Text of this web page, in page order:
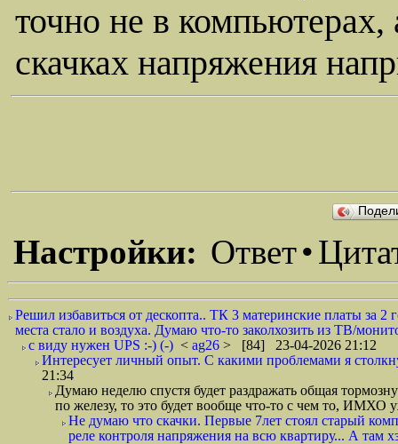
точно не в
скачках напряжения
Настройки: Ответ•
Решил избавиться от дескопта.. ТК 3 материнские платы за
места стало и воздуха. Думаю что-то заколхозить из ТВ/
с виду нужен UPS :-) (-) < ag26 > [84] 23-04-2026 21:12
Интересует личный опыт. С какими проблемами я
21:34
Думаю неделю спустя будет раздражать общая
по железу, то это будет вообще что-то с чем то, ИМХО
Не думаю что скачки. Первые 7лет стоял старый
реле контроля напряжения на всю квартиру... А там